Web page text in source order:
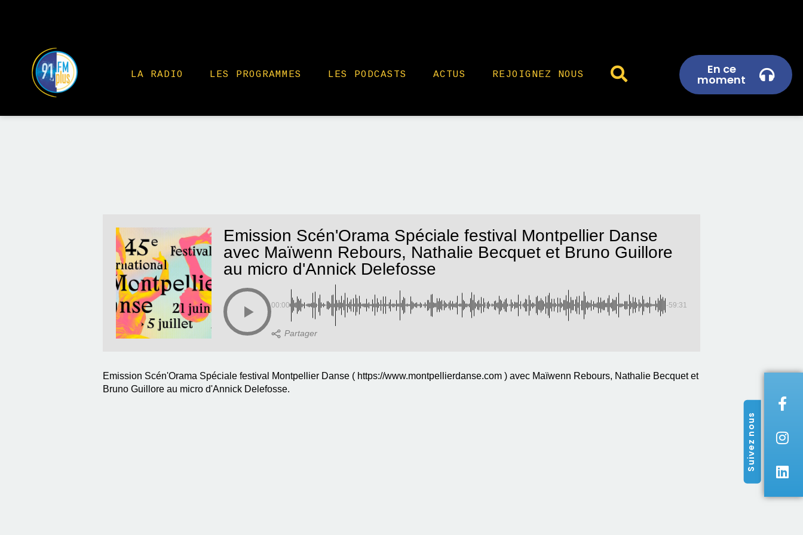
LA RADIO LES PROGRAMMES LES PODCASTS ACTUS REJOIGNEZ NOUS En ce
moment
Suivez nous
Emission Scén'Orama Spéciale festival Montpellier Danse
avec Maïwenn Rebours, Nathalie Becquet et Bruno Guillore
au micro d'Annick Delefosse
00:00 -59:31
Emission Scén'Orama Spéciale festival Montpellier Danse ( https://www.montpellierdanse.com ) avec Maïwenn Rebours, Nathalie Becquet et
Bruno Guillore au micro d'Annick Delefosse.